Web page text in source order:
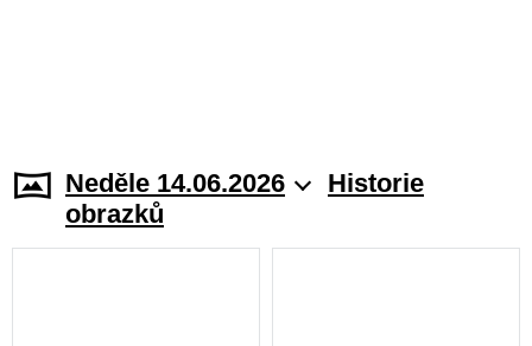
Neděle 14.06.2026
Historie
obrazků